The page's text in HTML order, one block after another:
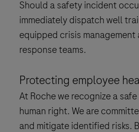
Should a safety incident
immediately dispatch well
equipped crisis management
response teams.
Protecting employee
At Roche we recognize a
human right. We are
and mitigate identified risks.